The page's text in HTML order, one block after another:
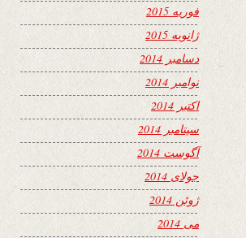
فوریه 2015
ژانویه 2015
دسامبر 2014
نوامبر 2014
اکتبر 2014
سپتامبر 2014
آگوست 2014
جولای 2014
ژوئن 2014
می 2014